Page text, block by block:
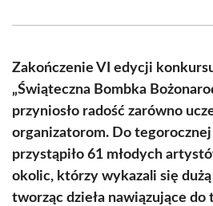
(Twitter)
Zakończenie VI edycji
„Świąteczna Bombka
przyniosło radość zarówno
organizatorom. Do
przystąpiło 61 młodych
okolic, którzy wykazali się
tworząc dzieła nawiązujące